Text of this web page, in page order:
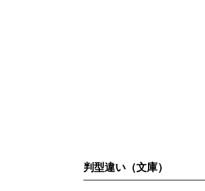
判型違い（文庫）